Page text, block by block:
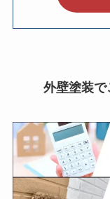
外壁塗装で